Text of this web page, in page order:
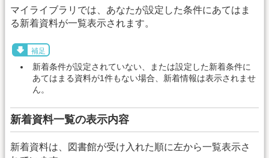
マイライブラリでは、あなたが設定した条件にあてはま
る新着資料が一覧表示されます。
補足
新着条件が設定されていない、または設定した新着条件に
あてはまる資料が1件もない場合、新着情報は表示されませ
ん。
新着資料一覧の表示内容
新着資料は、図書館が受け入れた順に左から一覧表示さ